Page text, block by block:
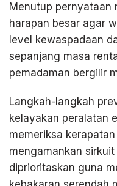
Menutup pernyataan
harapan besar agar
level kewaspadaan
sepanjang masa
pemadaman bergilir
Langkah-langkah
kelayakan peralatan
memeriksa
mengamankan
diprioritaskan guna